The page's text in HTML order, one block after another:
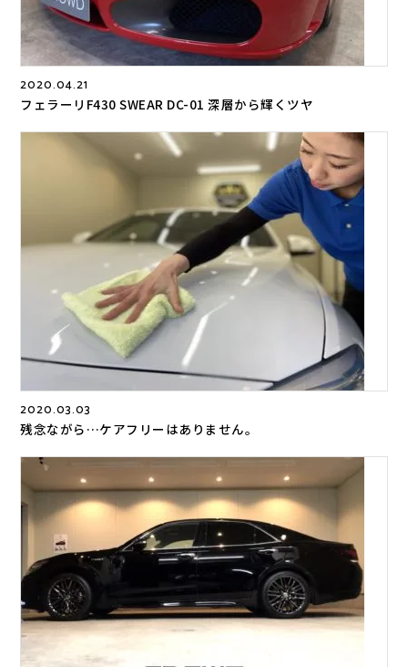
2020.04.21
フェラーリF430 SWEAR DC-01 深層から輝くツヤ
2020.03.03
残念ながら…ケアフリーはありません。